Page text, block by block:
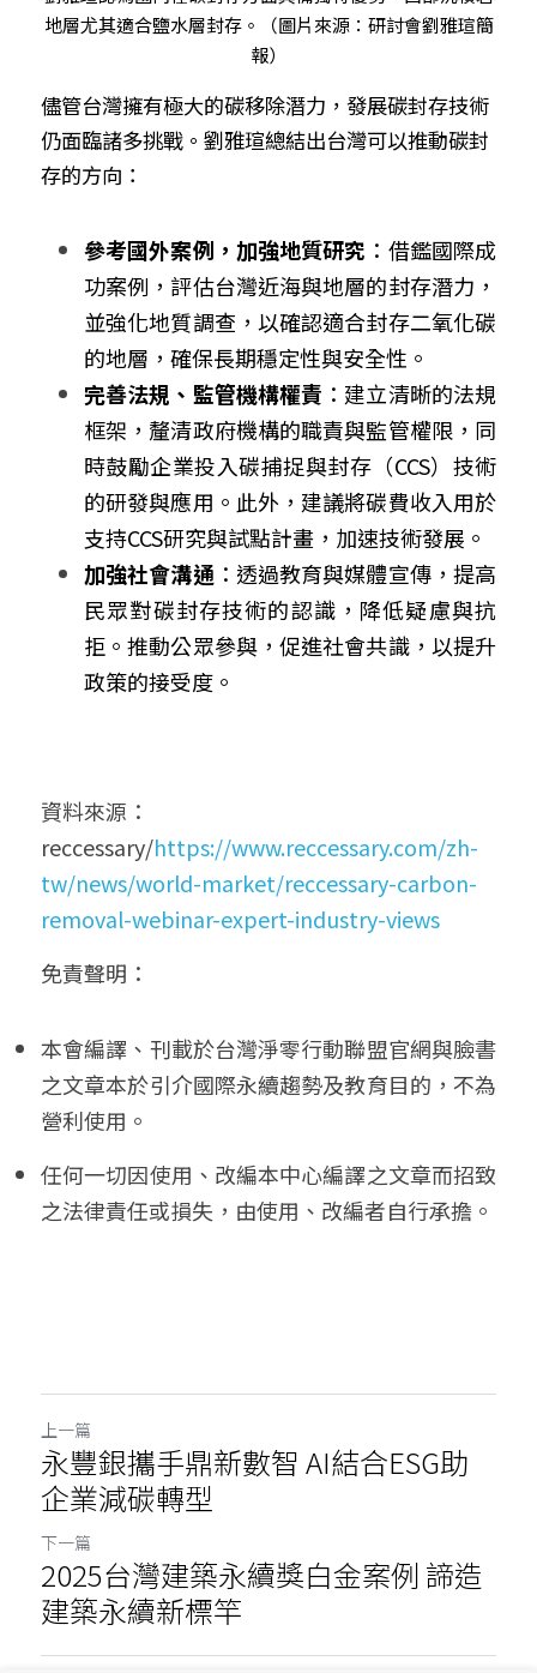
地層尤其適合鹽水層封存。（圖片來源：研討會劉雅瑄簡
報）
儘管台灣擁有極大的碳移除潛力，發展碳封存技術
仍面臨諸多挑戰。劉雅瑄總結出台灣可以推動碳封
存的方向：
參考國外案例，加強地質研究 ：借鑑國際成
功案例，評估台灣近海與地層的封存潛力，
並強化地質調查，以確認適合封存二氧化碳
的地層，確保長期穩定性與安全性。
完善法規、監管機構權責 ：建立清晰的法規
框架，釐清政府機構的職責與監管權限，同
時鼓勵企業投入碳捕捉與封存（CCS）技術
的研發與應用。此外，建議將碳費收入用於
支持CCS研究與試點計畫，加速技術發展。
加強社會溝通 ：透過教育與媒體宣傳，提高
民眾對碳封存技術的認識，降低疑慮與抗
拒。推動公眾參與，促進社會共識，以提升
政策的接受度。
資料來源：
reccessary/https://www.reccessary.com/zh-
tw/news/world-market/reccessary-carbon-
removal-webinar-expert-industry-views
免責聲明：
本會編譯、刊載於台灣淨零行動聯盟官網與臉書
之文章本於引介國際永續趨勢及教育目的，不為
營利使用。
任何一切因使用、改編本中心編譯之文章而招致
之法律責任或損失，由使用、改編者自行承擔。
上一篇
永豐銀攜手鼎新數智 AI結合ESG助
企業減碳轉型
下一篇
2025台灣建築永續獎白金案例 諦造
建築永續新標竿